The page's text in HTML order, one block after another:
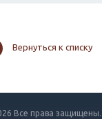
Вернуться к списку
Все права защищены.